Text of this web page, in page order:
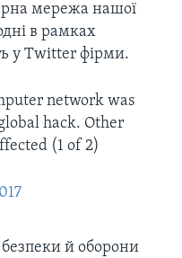
мережа нашої
в рамках
у Twitter фірми.
network was
hack. Other
(1 of 2)
й оборони